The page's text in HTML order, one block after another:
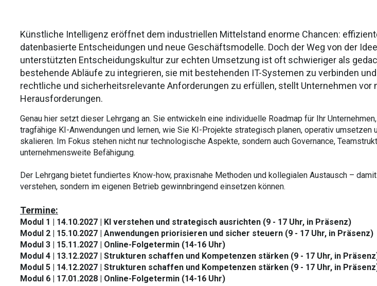
​Künstliche Intelligenz eröffnet dem industriellen Mittelstand enorme Chancen:
datenbasierte Entscheidungen und neue Geschäftsmodelle. Doch der Weg von der
unterstützten Entscheidungskultur zur echten Umsetzung ist oft schwieriger als
bestehende Abläufe zu integrieren, sie mit bestehenden IT-Systemen zu verbinden
rechtliche und sicherheitsrelevante Anforderungen zu erfüllen, stellt Unternehmen vor
Herausforderungen.
Genau hier setzt dieser Lehrgang an. Sie entwickeln eine individuelle Roadmap für Ihr
tragfähige KI-Anwendungen und lernen, wie Sie KI-Projekte strategisch planen, operativ umsetzen
skalieren. Im Fokus stehen nicht nur technologische Aspekte, sondern auch Governance,
unternehmensweite Befähigung.
Der Lehrgang bietet fundiertes Know-how, praxisnahe Methoden und kollegialen Austausch –
verstehen, sondern im eigenen Betrieb gewinnbringend einsetzen können.
Termine:
Modul 1 | 14.10.2027 | KI verstehen und strategisch ausrichten (9 - 17 Uhr, in Präsenz)
Modul 2 | 15.10.2027 | Anwendungen priorisieren und sicher steuern (9 - 17 Uhr, in Präsenz)
Modul 3 | 15.11.2027 | Online-Folgetermin (14-16 Uhr)
Modul 4 | 13.12.2027 | Strukturen schaffen und Kompetenzen stärken (9 - 17 Uhr, in
Modul 5 | 14.12.2027 | Strukturen schaffen und Kompetenzen stärken (9 - 17 Uhr, in
Modul 6 | 17.01.2028 | Online-Folgetermin (14-16 Uhr)